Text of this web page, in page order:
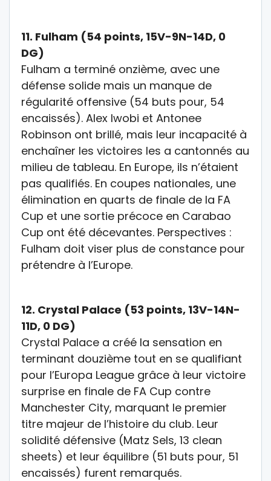
11. Fulham (54 points, 15V-9N-14D, 0
DG)
Fulham a terminé onzième, avec une
défense solide mais un manque de
régularité offensive (54 buts pour, 54
encaissés). Alex Iwobi et Antonee
Robinson ont brillé, mais leur incapacité à
enchaîner les victoires les a cantonnés au
milieu de tableau. En Europe, ils n’étaient
pas qualifiés. En coupes nationales, une
élimination en quarts de finale de la FA
Cup et une sortie précoce en Carabao
Cup ont été décevantes. Perspectives :
Fulham doit viser plus de constance pour
prétendre à l’Europe.
12. Crystal Palace (53 points, 13V-14N-
11D, 0 DG)
Crystal Palace a créé la sensation en
terminant douzième tout en se qualifiant
pour l’Europa League grâce à leur victoire
surprise en finale de FA Cup contre
Manchester City, marquant le premier
titre majeur de l’histoire du club. Leur
solidité défensive (Matz Sels, 13 clean
sheets) et leur équilibre (51 buts pour, 51
encaissés) furent remarqués.